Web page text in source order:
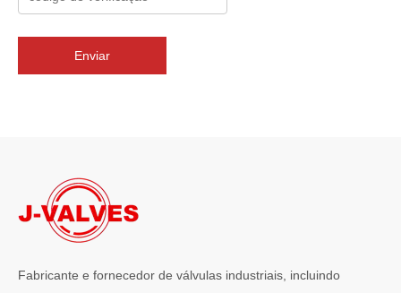
2026-07-02
J-VALVES fornece válvulas borboleta de flange excêntrica tripla
Enviar
Fabricante e fornecedor de válvulas industriais, incluindo